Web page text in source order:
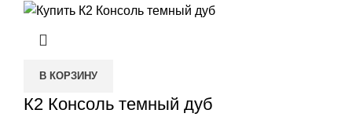
В КОРЗИНУ
К2 Консоль темный дуб